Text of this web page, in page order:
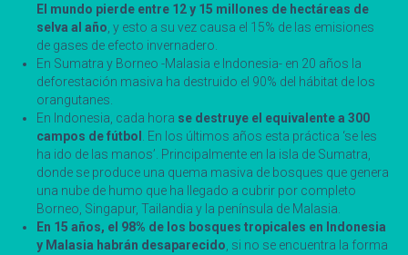
El mundo pierde entre 12 y 15 millones de hectáreas de
selva al año , y esto a su vez causa el 15% de las emisiones
de gases de efecto invernadero.
En Sumatra y Borneo -Malasia e Indonesia- en 20 años la
deforestación masiva ha destruido el 90% del hábitat de los
orangutanes.
En Indonesia, cada hora se destruye el equivalente a 300
campos de fútbol
. En los últimos años esta práctica ‘se les
ha ido de las manos’. Principalmente en la isla de Sumatra,
donde se produce una quema masiva de bosques que genera
una nube de humo que ha llegado a cubrir por completo
Borneo, Singapur, Tailandia y la península de Malasia.
En 15 años, el 98% de los bosques tropicales en Indonesia
y Malasia habrán desaparecido , si no se encuentra la forma